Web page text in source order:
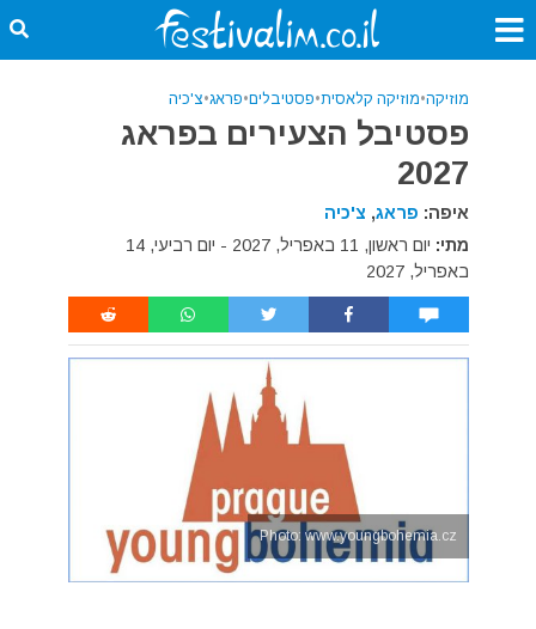
מוזיקה•מוזיקה קלאסית•פסטיבלים•פראג•צ'כיה
פסטיבל הצעירים בפראג
2027
איפה: פראג, צ'כיה
מתי:
יום ראשון, 11 באפריל, 2027 - יום רביעי, 14
באפריל, 2027
Photo: www.youngbohemia.cz